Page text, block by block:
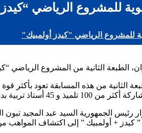
للمشروع الرياضي “كيدز
للمشروع الرياضي "كيدز أولمبيك"
الثانية من المشروع الرياضي
الثانية من هذه المسابقة تعود
تربية بدنية.
الجمهورية السيد عبد المجيد تبون
+ أولمبيك ” إلى اكتشاف المواهب